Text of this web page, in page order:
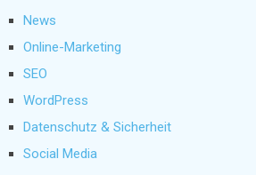
News
Online-Marketing
SEO
WordPress
Datenschutz & Sicherheit
Social Media